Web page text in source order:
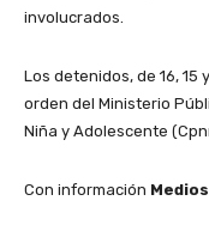
involucrados.
Los detenidos, de 16, 15
orden del Ministerio
Niña y Adolescente
Con información